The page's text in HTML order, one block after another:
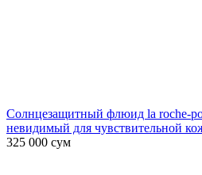
Солнцезащитный флюид la roche-
невидимый для чувствительной
325 000 сум